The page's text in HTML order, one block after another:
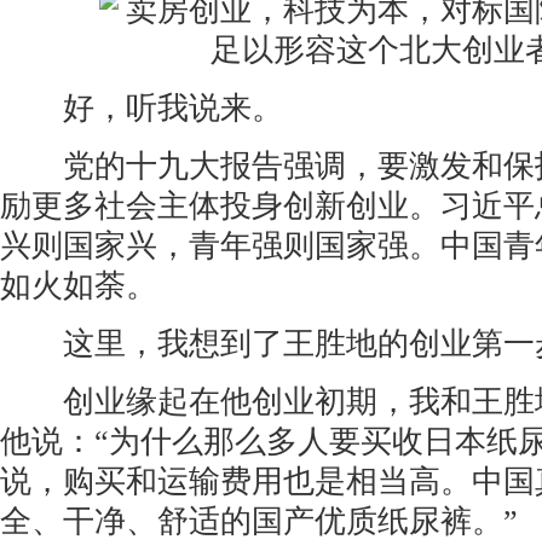
好，听我说来。
党的十九大报告强调，要激发和保
励更多社会主体投身创新创业。习近
兴则国家兴，青年强则国家强。中国
如火如荼。
这里，我想到了王胜地的创业第一
创业缘起在他创业初期，我和王胜
他说：“为什么那么多人要买收日本纸
说，购买和运输费用也是相当高。中
全、干净、舒适的国产优质纸尿裤。”